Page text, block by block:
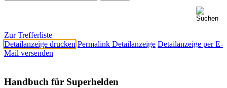
Zur Trefferliste
Detailanzeige drucken Permalink Detailanzeige Detailanzeige per E-
Mail versenden
Handbuch für Superhelden